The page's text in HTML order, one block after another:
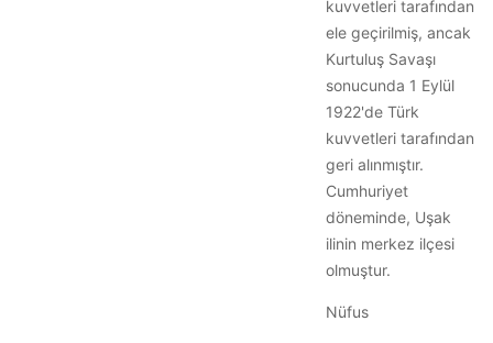
kuvvetleri tarafından
ele geçirilmiş, ancak
Kurtuluş Savaşı
sonucunda 1 Eylül
1922'de Türk
kuvvetleri tarafından
geri alınmıştır.
Cumhuriyet
döneminde, Uşak
ilinin merkez ilçesi
olmuştur.
Nüfus